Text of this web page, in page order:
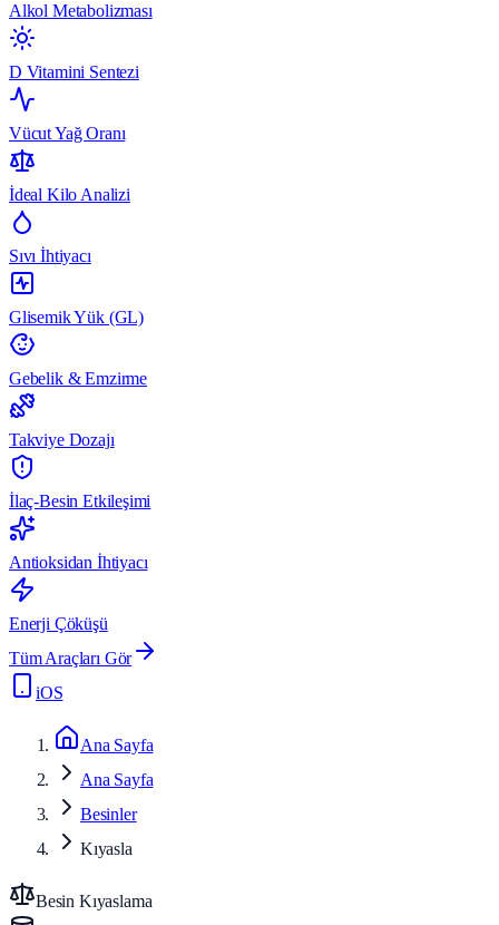
Alkol Metabolizması
D Vitamini Sentezi
Vücut Yağ Oranı
İdeal Kilo Analizi
Sıvı İhtiyacı
Glisemik Yük (GL)
Gebelik & Emzirme
Takviye Dozajı
İlaç-Besin Etkileşimi
Antioksidan İhtiyacı
Enerji Çöküşü
Tüm Araçları Gör
iOS
Ana Sayfa
Ana Sayfa
Besinler
Kıyasla
Besin Kıyaslama